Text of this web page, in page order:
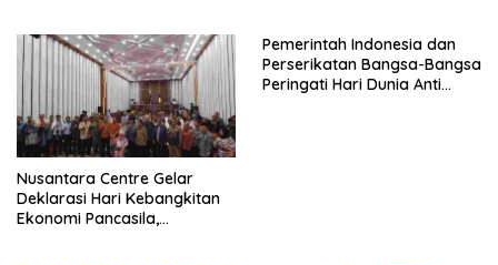
Siapapun
Nusantara Centre Gelar
Deklarasi Hari Kebangkitan
Ekonomi Pancasila,
Pemerintah Indonesia dan
Perserikatan Bangsa-Bangsa
Peringati Hari Dunia Anti